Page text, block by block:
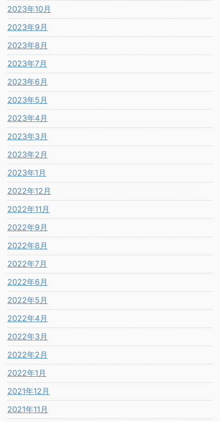
2023年10月
2023年9月
2023年8月
2023年7月
2023年6月
2023年5月
2023年4月
2023年3月
2023年2月
2023年1月
2022年12月
2022年11月
2022年9月
2022年8月
2022年7月
2022年6月
2022年5月
2022年4月
2022年3月
2022年2月
2022年1月
2021年12月
2021年11月